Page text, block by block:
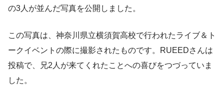
の3人が並んだ写真を公開しました。
この写真は、神奈川県立横須賀高校で行われたライブ＆ト
ークイベントの際に撮影されたものです。RUEEDさんは
投稿で、兄2人が来てくれたことへの喜びをつづっていま
した。